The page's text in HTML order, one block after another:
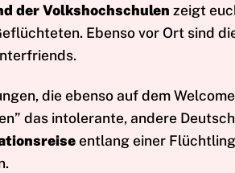
der Volkshochschulen zeigt
Ebenso vor Ort sind
die ebenso auf dem
das intolerante, andere
entlang einer